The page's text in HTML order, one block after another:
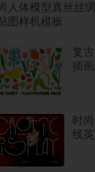
人体模型真丝丝
图样机模板
复
插
时
线